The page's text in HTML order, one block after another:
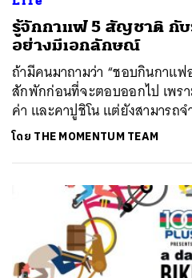
รู้จักกาแฟ 5 สัญชาติ กั
อย่างมีเอกลักษณ์
ถ้ามีคนมาถามว่า “ชอบกินกาแฟ
สักพักก่อนที่จะตอบออกไป เพร
ค่า และคาปูชิโน แต่ยังสามารถ
โดย THE MOMENTUM TEAM